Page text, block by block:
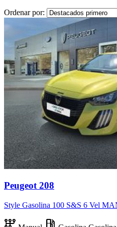
Ordenar por:
Peugeot 208
Style Gasolina 100 S&S 6 Vel
auto_transmission local_gas_station